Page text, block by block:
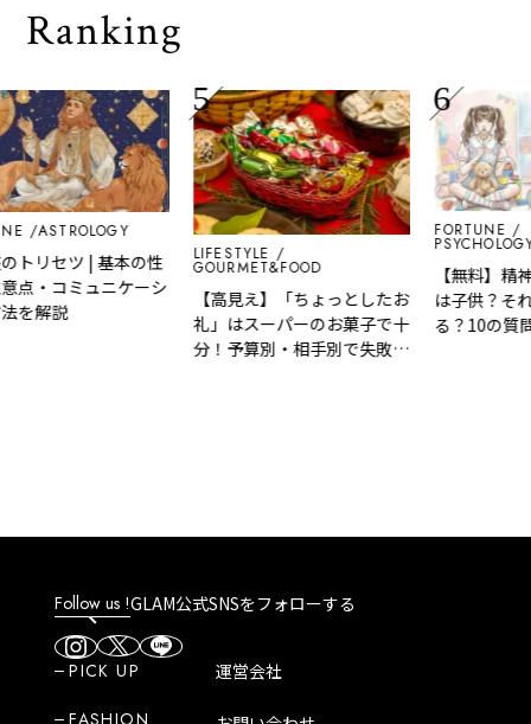
Ranking
セツ | 基本の性
コミュニケーシ
説
LIFESTYLE
GOURMET&FOOD
【高見え】「ちょっとしたお
礼」はスーパーのお菓子で十
分！予算別・相手別で失敗し
FORTUNE
PSYCHOLOGY
【無料】精神年
は子供？それと
る？10の質問で
度」をチェック
Follow us !GLAM公式SNSをフォローする
PICK UP
FASHION
運営会社